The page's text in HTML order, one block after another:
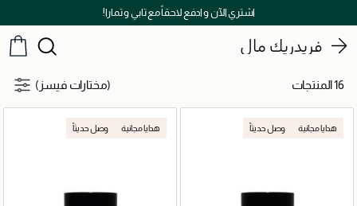
اشتري الآن و ادفع لاحقاً مع تابي و تمارا!
فريدريك مال
16 المنتجات (مختارات فيسز)
هدايا مجانية وصل حديثاً هدايا مجانية وصل حديثاً